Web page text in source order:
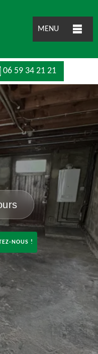
MENU
06 59 34 21 21
NOUS !